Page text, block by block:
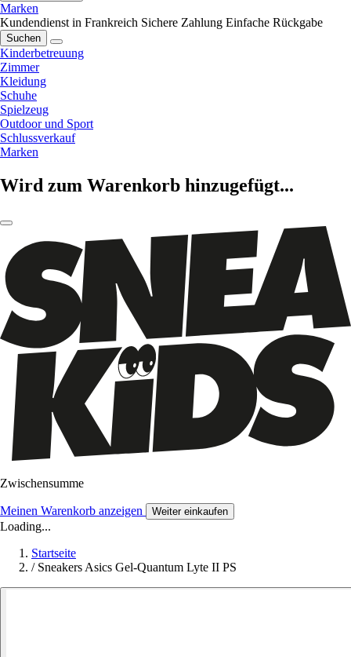
Marken
Kundendienst in Frankreich Sichere Zahlung Einfache Rückgabe
Suchen
Kinderbetreuung
Zimmer
Kleidung
Schuhe
Spielzeug
Outdoor und Sport
Schlussverkauf
Marken
Wird zum Warenkorb hinzugefügt...
Zwischensumme
Meinen Warenkorb anzeigen Weiter einkaufen
Loading...
Startseite
/ Sneakers Asics Gel-Quantum Lyte II PS